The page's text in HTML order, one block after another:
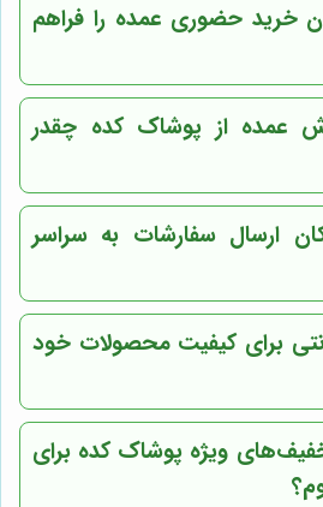
خرید حضوری عمده را فراهم
عمده از پوشاک کده چقدر
ارسال سفارشات به سراسر
برای کیفیت محصولات خود
ویژه پوشاک کده برای